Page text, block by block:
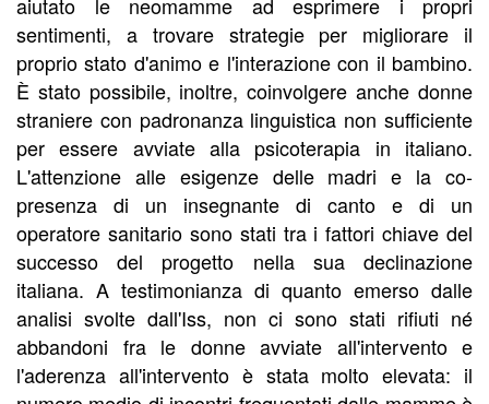
sentimenti, a trovare strategie per migliorare il
proprio stato d'animo e l'interazione con il bambino.
È stato possibile, inoltre, coinvolgere anche donne
straniere con padronanza linguistica non sufficiente
per essere avviate alla psicoterapia in italiano.
L'attenzione alle esigenze delle madri e la co-
presenza di un insegnante di canto e di un
operatore sanitario sono stati tra i fattori chiave del
successo del progetto nella sua declinazione
italiana. A testimonianza di quanto emerso dalle
analisi svolte dall'Iss, non ci sono stati rifiuti né
abbandoni fra le donne avviate all'intervento e
l'aderenza all'intervento è stata molto elevata: il